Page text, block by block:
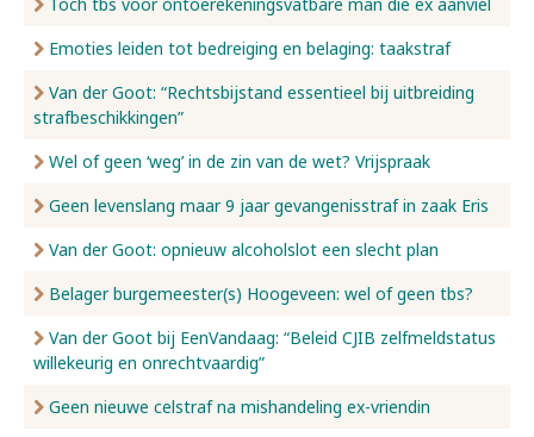
Emoties leiden tot bedreiging en belaging: taakstraf
Van der Goot: “Rechtsbijstand essentieel bij uitbreiding
strafbeschikkingen”
Wel of geen ‘weg’ in de zin van de wet? Vrijspraak
Geen levenslang maar 9 jaar gevangenisstraf in zaak Eris
Van der Goot: opnieuw alcoholslot een slecht plan
Belager burgemeester(s) Hoogeveen: wel of geen tbs?
Van der Goot bij EenVandaag: “Beleid CJIB zelfmeldstatus
willekeurig en onrechtvaardig”
Geen nieuwe celstraf na mishandeling ex-vriendin